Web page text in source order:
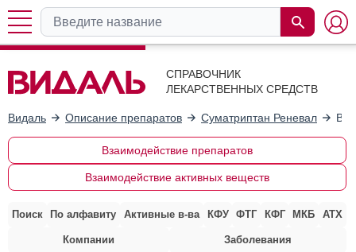
СПРАВОЧНИК
ЛЕКАРСТВЕННЫХ СРЕДСТВ
Видаль Описание препаратов Суматриптан Реневал
Взаимодействие препаратов
Взаимодействие активных веществ
Поиск По алфавиту Активные в-ва КФУ ФТГ КФГ МКБ АТХ
Компании Заболевания